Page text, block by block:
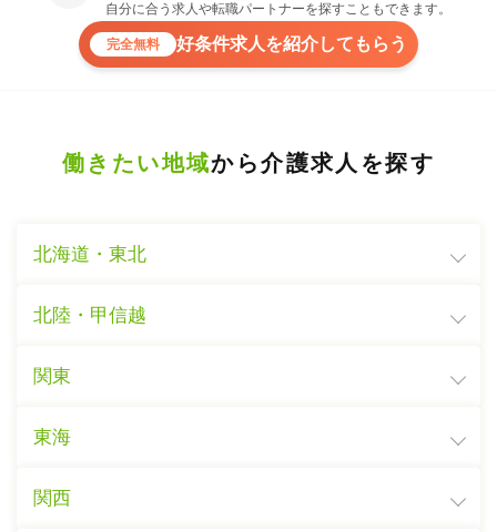
自分に合う求人や転職パートナーを探すこともできます。
完全無料 好条件求人を紹介してもらう
働きたい地域から介護求人を探す
北海道・東北
北陸・甲信越
関東
東海
関西